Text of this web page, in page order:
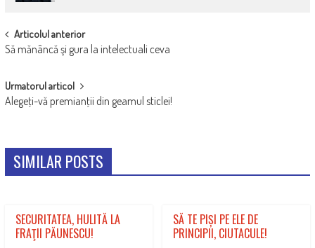
POST
NAVIGATION
Articolul anterior
Să mănâncă şi gura la intelectuali ceva
Urmatorul articol
Alegeţi-vă premianţii din geamul sticlei!
SIMILAR POSTS
SECURITATEA, HULITĂ LA
FRAŢII PĂUNESCU!
SĂ TE PIȘI PE ELE DE
PRINCIPII, CIUTACULE!